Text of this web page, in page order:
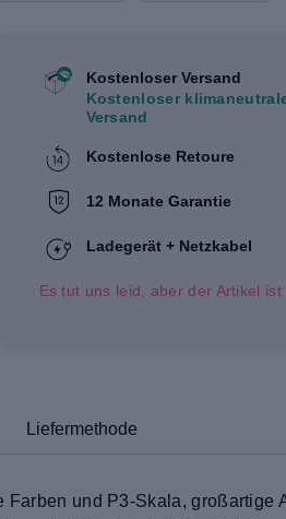
Kostenloser Versand
Kostenloser
Versand
Kostenlose Retoure
12 Monate Garantie
Ladegerät + Netzkabel
Es tut uns leid, aber der Artikel
Liefermethode
und P3-Skala,